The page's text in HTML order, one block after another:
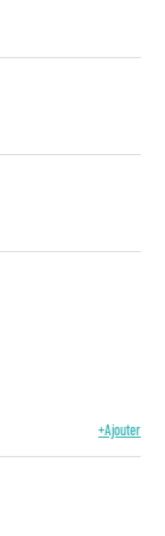
+Ajouter